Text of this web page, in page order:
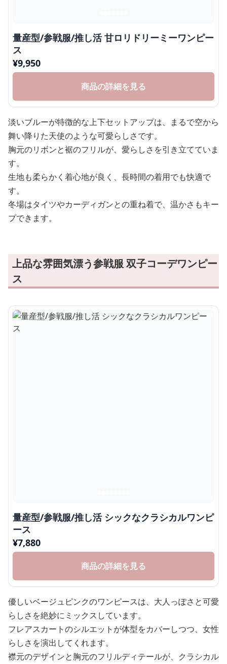
量産型/参戦服/推し活 甘ロリドリーミーワンピー
ス
¥9,950
商品の詳細を見る
淡いブルーが特徴的な上下セットアップは、まるで空から
舞い降りた天使のような可愛らしさです。
胸元のリボンと裾のフリルが、愛らしさを引き立てていま
す。
生地も柔らかく着心地が良く、長時間の着用でも快適で
す。
冬場はタイツやカーディガンとの重ね着で、温かさもキー
プできます。
上品な雰囲気漂う参戦服 双子コーデワンピー
ス
量産型/参戦服/推し活 シックなクラシカルワンピ
ース
¥7,880
商品の詳細を見る
優しいベージュピンクのワンピースは、大人っぽさと可愛
らしさを絶妙にミックスしています。
フレアスカートのシルエットが体型をカバーしつつ、女性
らしさを演出してくれます。
襟元のデザインと胸元のフリルディテールが、クラシカル